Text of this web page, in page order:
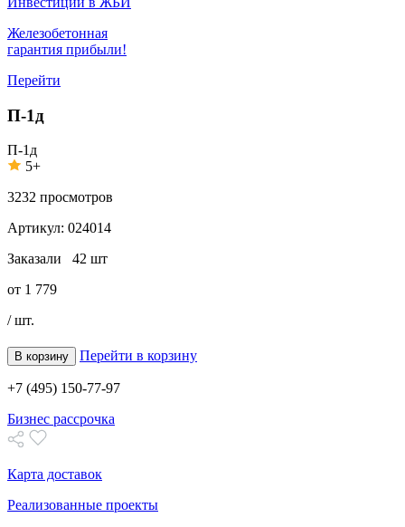
Железобетонная
гарантия прибыли!
Перейти
П-1д
П-1д
5+
3232 просмотров
Артикул: 024014
Заказали 42 шт
от 1 779
/ шт.
В корзину Перейти в корзину
+7 (495) 150-77-97
Бизнес рассрочка
Карта доставок
Реализованные проекты